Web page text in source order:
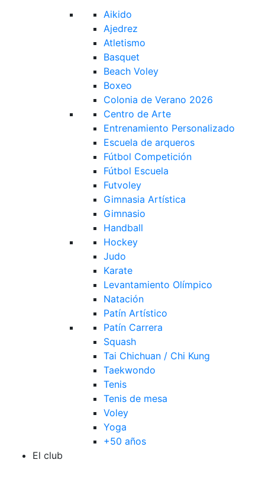
Aikido
Ajedrez
Atletismo
Basquet
Beach Voley
Boxeo
Colonia de Verano 2026
Centro de Arte
Entrenamiento Personalizado
Escuela de arqueros
Fútbol Competición
Fútbol Escuela
Futvoley
Gimnasia Artística
Gimnasio
Handball
Hockey
Judo
Karate
Levantamiento Olímpico
Natación
Patín Artístico
Patín Carrera
Squash
Tai Chichuan / Chi Kung
Taekwondo
Tenis
Tenis de mesa
Voley
Yoga
+50 años
El club